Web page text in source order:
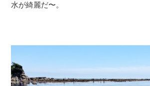
水が綺麗だ〜。